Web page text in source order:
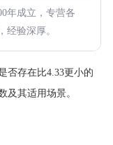
年成立，专营各
经验深厚。
否存在比4.33更小的
及其适用场景。